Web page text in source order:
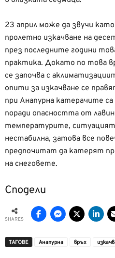
23 април може да звучи
пролетно изкачване на
през последните години
практика. Докато по това
се започва с
опити за изкачване се
при Анапурна катерачите
поради опасността от
температурите,
нестабилна, затова все
предпочитат да катерят
на снеговете.
Сподели
SHARES
ТАГОВЕ Анапурна връх